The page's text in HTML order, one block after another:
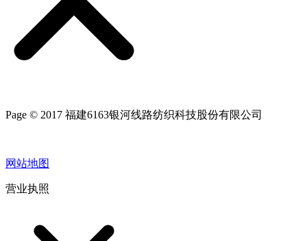
Page © 2017 福建6163银河线路纺织科技股份有限公司
网站地图
营业执照